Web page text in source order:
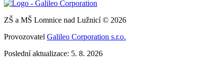
ZŠ a MŠ Lomnice nad Lužnicí © 2026
Provozovatel Galileo Corporation s.r.o.
Poslední aktualizace: 5. 8. 2026